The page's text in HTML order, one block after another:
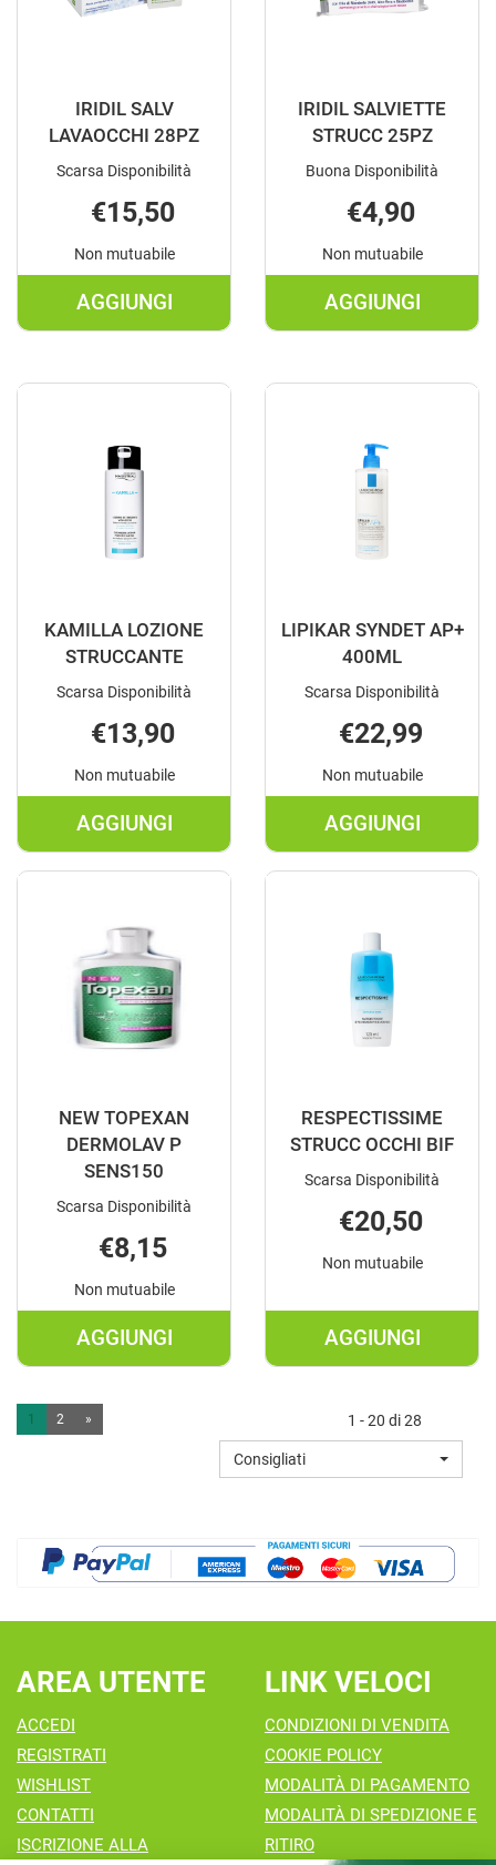
IRIDIL SALV
LAVAOCCHI 28PZ
Scarsa Disponibilità
€15,50
Non mutuabile
AGGIUNGI
AGGIUNGI IRIDIL
IRIDIL SALVIETTE
STRUCC 25PZ
Buona Disponibilità
€4,90
Non mutuabile
AGGIUNGI
AGGIUNGI
KAMILLA LOZIONE
STRUCCANTE
Scarsa Disponibilità
€13,90
Non mutuabile
AGGIUNGI
AGGIUNGI KAMILLA
LOZIONE
CARRELLO
LIPIKAR SYNDET AP+
400ML
Scarsa Disponibilità
€22,99
Non mutuabile
AGGIUNGI
AGGIUNGI
SYNDET
400ML AL
CARRELLO
NEW TOPEXAN
DERMOLAV P
SENS150
Scarsa Disponibilità
€8,15
Non mutuabile
AGGIUNGI
AGGIUNGI NEW
SENS150 AL
RESPECTISSIME
STRUCC OCCHI BIF
Scarsa Disponibilità
€20,50
Non mutuabile
AGGIUNGI
AGGIUNGI
OCCHI
BIF AL
CARRELLO
1 2 » 1 - 20 di 28
Consigliati
AREA UTENTE
ACCEDI
REGISTRATI
WISHLIST
CONTATTI
ISCRIZIONE ALLA
LINK VELOCI
CONDIZIONI DI VENDITA
COOKIE POLICY
MODALITÀ DI PAGAMENTO
MODALITÀ DI SPEDIZIONE E
RITIRO